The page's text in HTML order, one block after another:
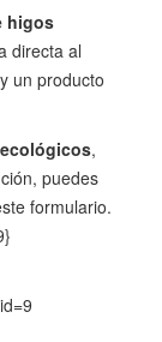
higos
directa al
un producto
,
puedes
formulario.